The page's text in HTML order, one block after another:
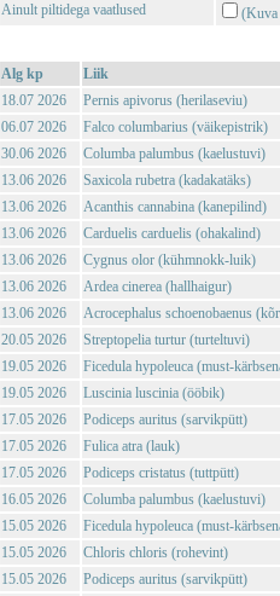
Ainult piltidega vaatlused
(Kuva
Alg kp
Liik
18.07 2026
Pernis apivorus (herilaseviu)
06.07 2026
Falco columbarius (väikepistrik)
30.06 2026
Columba palumbus (kaelustuvi)
13.06 2026
Saxicola rubetra (kadakatäks)
13.06 2026
Acanthis cannabina (kanepilind)
13.06 2026
Carduelis carduelis (ohakalind)
13.06 2026
Cygnus olor (kühmnokk-luik)
13.06 2026
Ardea cinerea (hallhaigur)
13.06 2026
Acrocephalus schoenobaenus
20.05 2026
Streptopelia turtur (turteltuvi)
19.05 2026
Ficedula hypoleuca (must-
19.05 2026
Luscinia luscinia (ööbik)
17.05 2026
Podiceps auritus (sarvikpütt)
17.05 2026
Fulica atra (lauk)
17.05 2026
Podiceps cristatus (tuttpütt)
16.05 2026
Columba palumbus (kaelustuvi)
15.05 2026
Ficedula hypoleuca (must-
15.05 2026
Chloris chloris (rohevint)
15.05 2026
Podiceps auritus (sarvikpütt)